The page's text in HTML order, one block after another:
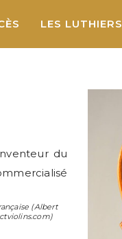
LES LUTHIERS
du
(Albert